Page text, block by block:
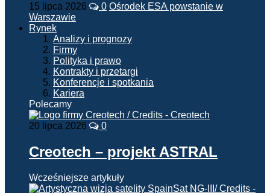
15 lipca 2026 0 Ośrodek ESA powstanie w
Warszawie
Rynek
Analizy i prognozy
Firmy
Polityka i prawo
Kontrakty i przetargi
Konferencje i spotkania
Kariera
Polecamy
20 lipca 2026 0
Creotech – projekt ASTRAL
Wcześniejsze artykuły